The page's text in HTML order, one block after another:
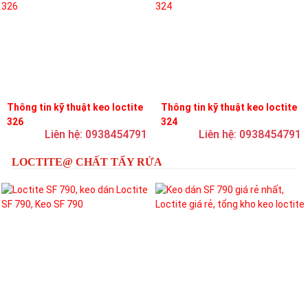
Thông tin kỹ thuật keo loctite
326
Liên hệ: 0938454791
Thông tin kỹ thuật keo loctite
324
Liên hệ: 0938454791
LOCTITE@ CHẤT TẨY RỬA